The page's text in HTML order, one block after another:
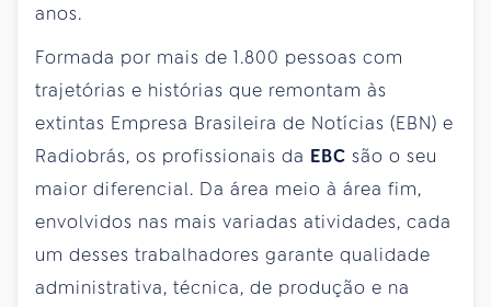
anos.
Formada por mais de 1.800 pessoas com
trajetórias e histórias que remontam às
extintas Empresa Brasileira de Notícias (EBN) e
Radiobrás, os profissionais da EBC são o seu
maior diferencial. Da área meio à área fim,
envolvidos nas mais variadas atividades, cada
um desses trabalhadores garante qualidade
administrativa, técnica, de produção e na